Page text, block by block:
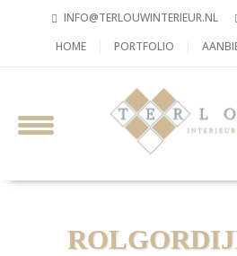
INFO@TERLOUWINTERIEUR.NL
HOME
PORTFOLIO